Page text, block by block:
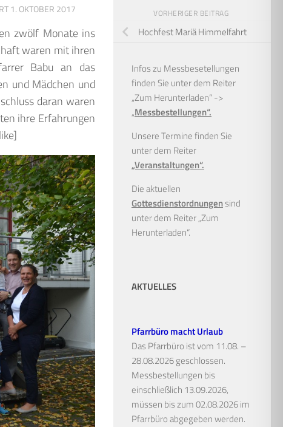
1. OKTOBER 2017
zwölf Monate ins
waren mit ihren
Babu an das
und Mädchen und
daran waren
ihre Erfahrungen
VORHERIGER BEITRAG
Hochfest Mariä Himmelfahrt
Infos zu Messbesetellungen
finden Sie unter dem Reiter
„Zum Herunterladen“ ->
„Messbestellungen“.
Unsere Termine finden Sie
unter dem Reiter
„Veranstaltungen“.
Die aktuellen
Gottesdienstordnungensind
unter dem Reiter „Zum
Herunterladen“.
AKTUELLES
Pfarrbüro macht Urlaub
Das Pfarrbüro ist vom 11.08. –
28.08.2026 geschlossen.
Messbestellungen bis
einschließlich 13.09.2026,
müssen bis zum 02.08.2026 im
Pfarrbüro abgegeben werden.